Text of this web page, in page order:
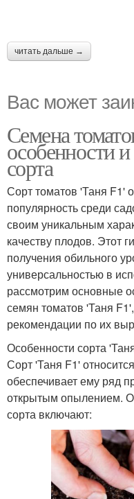
читать дальше →
Вас может
Семена
особенности
сорта
Сорт томатов 'Таня F1'
популярность среди
своим уникальным
качеству плодов. Этот
получения обильного
универсальностью в
рассмотрим основные
семян томатов 'Таня
рекомендации по их
Особенности сорта
Сорт 'Таня F1'
обеспечивает ему ряд
открытым опылением.
сорта включают: